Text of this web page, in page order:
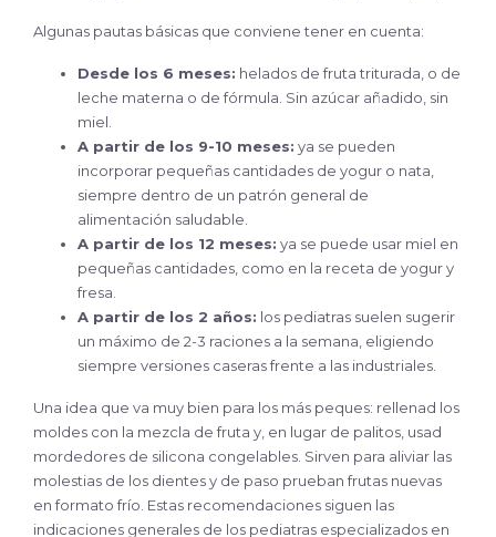
Algunas pautas básicas que conviene tener en cuenta:
Desde los 6 meses: helados de fruta triturada, o de
leche materna o de fórmula. Sin azúcar añadido, sin
miel.
A partir de los 9-10 meses: ya se pueden
incorporar pequeñas cantidades de yogur o nata,
siempre dentro de un patrón general de
alimentación saludable.
A partir de los 12 meses: ya se puede usar miel en
pequeñas cantidades, como en la receta de yogur y
fresa.
A partir de los 2 años: los pediatras suelen sugerir
un máximo de 2-3 raciones a la semana, eligiendo
siempre versiones caseras frente a las industriales.
Una idea que va muy bien para los más peques: rellenad los
moldes con la mezcla de fruta y, en lugar de palitos, usad
mordedores de silicona congelables. Sirven para aliviar las
molestias de los dientes y de paso prueban frutas nuevas
en formato frío. Estas recomendaciones siguen las
indicaciones generales de los pediatras especializados en